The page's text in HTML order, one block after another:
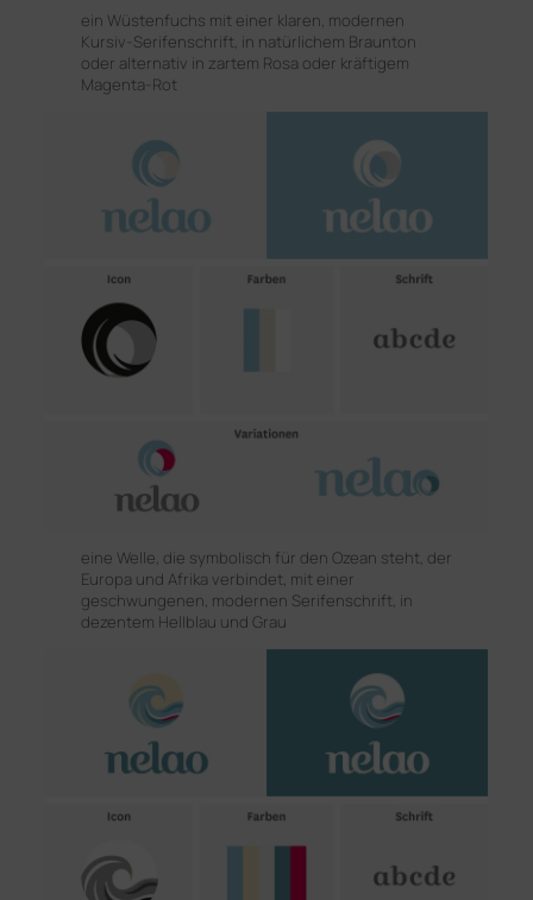
ein Wüstenfuchs mit einer klaren, modernen
Kursiv-Serifenschrift, in natürlichem Braunton
oder alternativ in zartem Rosa oder kräftigem
Magenta-Rot
eine Welle, die symbolisch für den Ozean steht, der
Europa und Afrika verbindet, mit einer
geschwungenen, modernen Serifenschrift, in
dezentem Hellblau und Grau